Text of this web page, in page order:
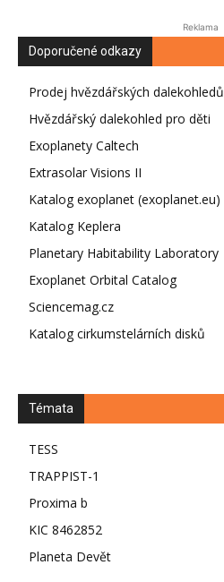
Reklama
Doporučené odkazy
Prodej hvězdářských dalekohledů
Hvězdářský dalekohled pro děti
Exoplanety Caltech
Extrasolar Visions II
Katalog exoplanet (exoplanet.eu)
Katalog Keplera
Planetary Habitability Laboratory
Exoplanet Orbital Catalog
Sciencemag.cz
Katalog cirkumstelárních disků
Témata
TESS
TRAPPIST-1
Proxima b
KIC 8462852
Planeta Devět